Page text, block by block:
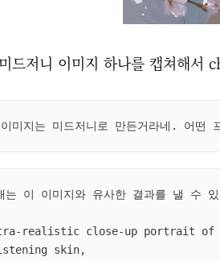
드저니 이미지 하나를 캡쳐해서
미지는 미드저니로 만든거라네. 어떤
는 이 이미지와 유사한 결과를 낼 수
realistic close-up portrait of a
skin,